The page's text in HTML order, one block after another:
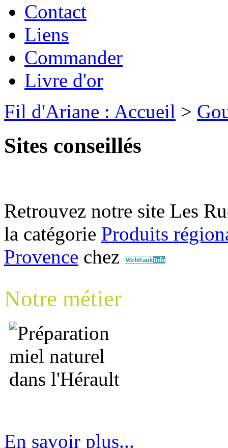
Contact
Liens
Commander
Livre d'or
Fil d'Ariane : Accueil >
Sites conseillés
Retrouvez notre site Les
la catégorie Produits
Provence chez
Notre métier
En savoir plus...